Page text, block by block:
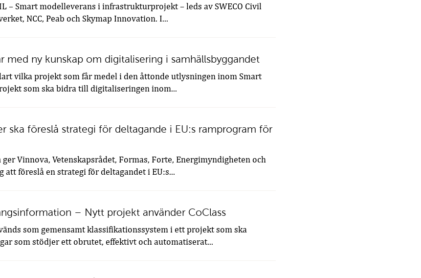
– Smart modelleverans i infrastrukturprojekt – leds av SWECO Civil
NCC, Peab och Skymap Innovation. I...
med ny kunskap om digitalisering i samhällsbyggandet
vilka projekt som får medel i den åttonde utlysningen inom Smart
som ska bidra till digitaliseringen inom...
ska föreslå strategi för deltagande i EU:s ramprogram för
ger Vinnova, Vetenskapsrådet, Formas, Forte, Energimyndigheten och
att föreslå en strategi för deltagandet i EU:s...
– Nytt projekt använder CoClass
som gemensamt klassifikationssystem i ett projekt som ska
som stödjer ett obrutet, effektivt och automatiserat...